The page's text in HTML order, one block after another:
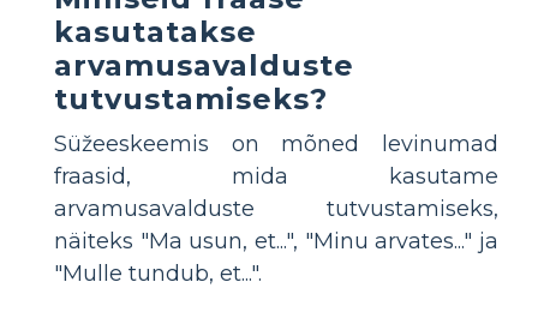
kasutatakse
arvamusavalduste
tutvustamiseks?
Süžeeskeemis on mõned levinumad
fraasid, mida kasutame
arvamusavalduste tutvustamiseks,
näiteks "Ma usun, et...", "Minu arvates..." ja
"Mulle tundub, et...".